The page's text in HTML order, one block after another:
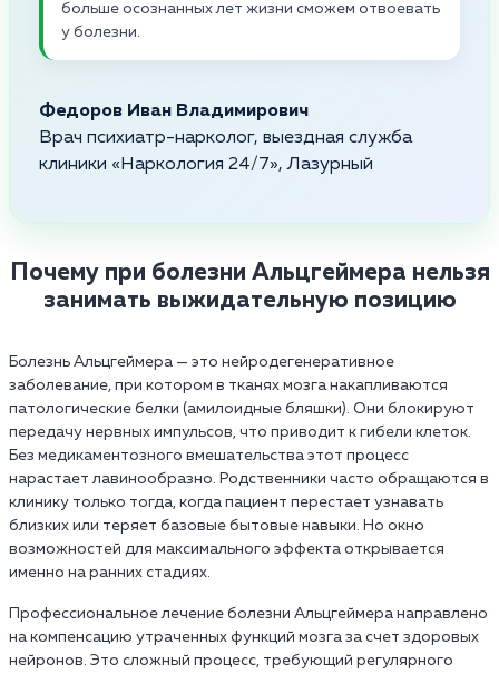
больше осознанных лет жизни сможем отвоевать
у болезни.
Федоров Иван Владимирович
Врач психиатр-нарколог, выездная служба
клиники «Наркология 24/7», Лазурный
Почему при болезни Альцгеймера нельзя
занимать выжидательную позицию
Болезнь Альцгеймера — это нейродегенеративное
заболевание, при котором в тканях мозга накапливаются
патологические белки (амилоидные бляшки). Они блокируют
передачу нервных импульсов, что приводит к гибели клеток.
Без медикаментозного вмешательства этот процесс
нарастает лавинообразно. Родственники часто обращаются в
клинику только тогда, когда пациент перестает узнавать
близких или теряет базовые бытовые навыки. Но окно
возможностей для максимального эффекта открывается
именно на ранних стадиях.
Профессиональное лечение болезни Альцгеймера направлено
на компенсацию утраченных функций мозга за счет здоровых
нейронов. Это сложный процесс, требующий регулярного